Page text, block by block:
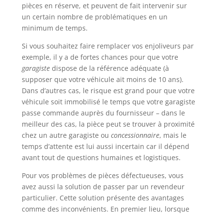
pièces en réserve, et peuvent de fait intervenir sur
un certain nombre de problématiques en un
minimum de temps.
Si vous souhaitez faire remplacer vos enjoliveurs par
exemple, il y a de fortes chances pour que votre
garagistedispose de la référence adéquate (à
supposer que votre véhicule ait moins de 10 ans).
Dans d’autres cas, le risque est grand pour que votre
véhicule soit immobilisé le temps que votre garagiste
passe commande auprès du fournisseur – dans le
meilleur des cas, la pièce peut se trouver à proximité
chez un autre garagiste ou concessionnaire, mais le
temps d’attente est lui aussi incertain car il dépend
avant tout de questions humaines et logistiques.
Pour vos problèmes de pièces défectueuses, vous
avez aussi la solution de passer par un revendeur
particulier. Cette solution présente des avantages
comme des inconvénients. En premier lieu, lorsque